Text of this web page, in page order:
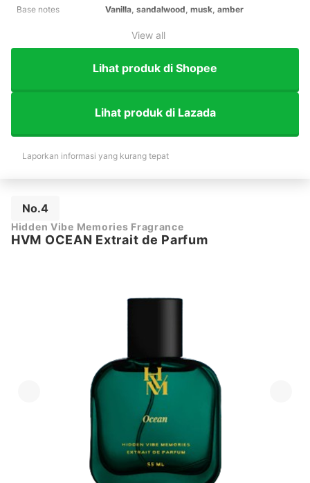
Base notes Vanilla, sandalwood, musk, amber
View all
Lihat produk di Shopee
Lihat produk di Lazada
Laporkan informasi yang kurang tepat
No.4
Hidden Vibe Memories Fragrance
HVM OCEAN Extrait de Parfum